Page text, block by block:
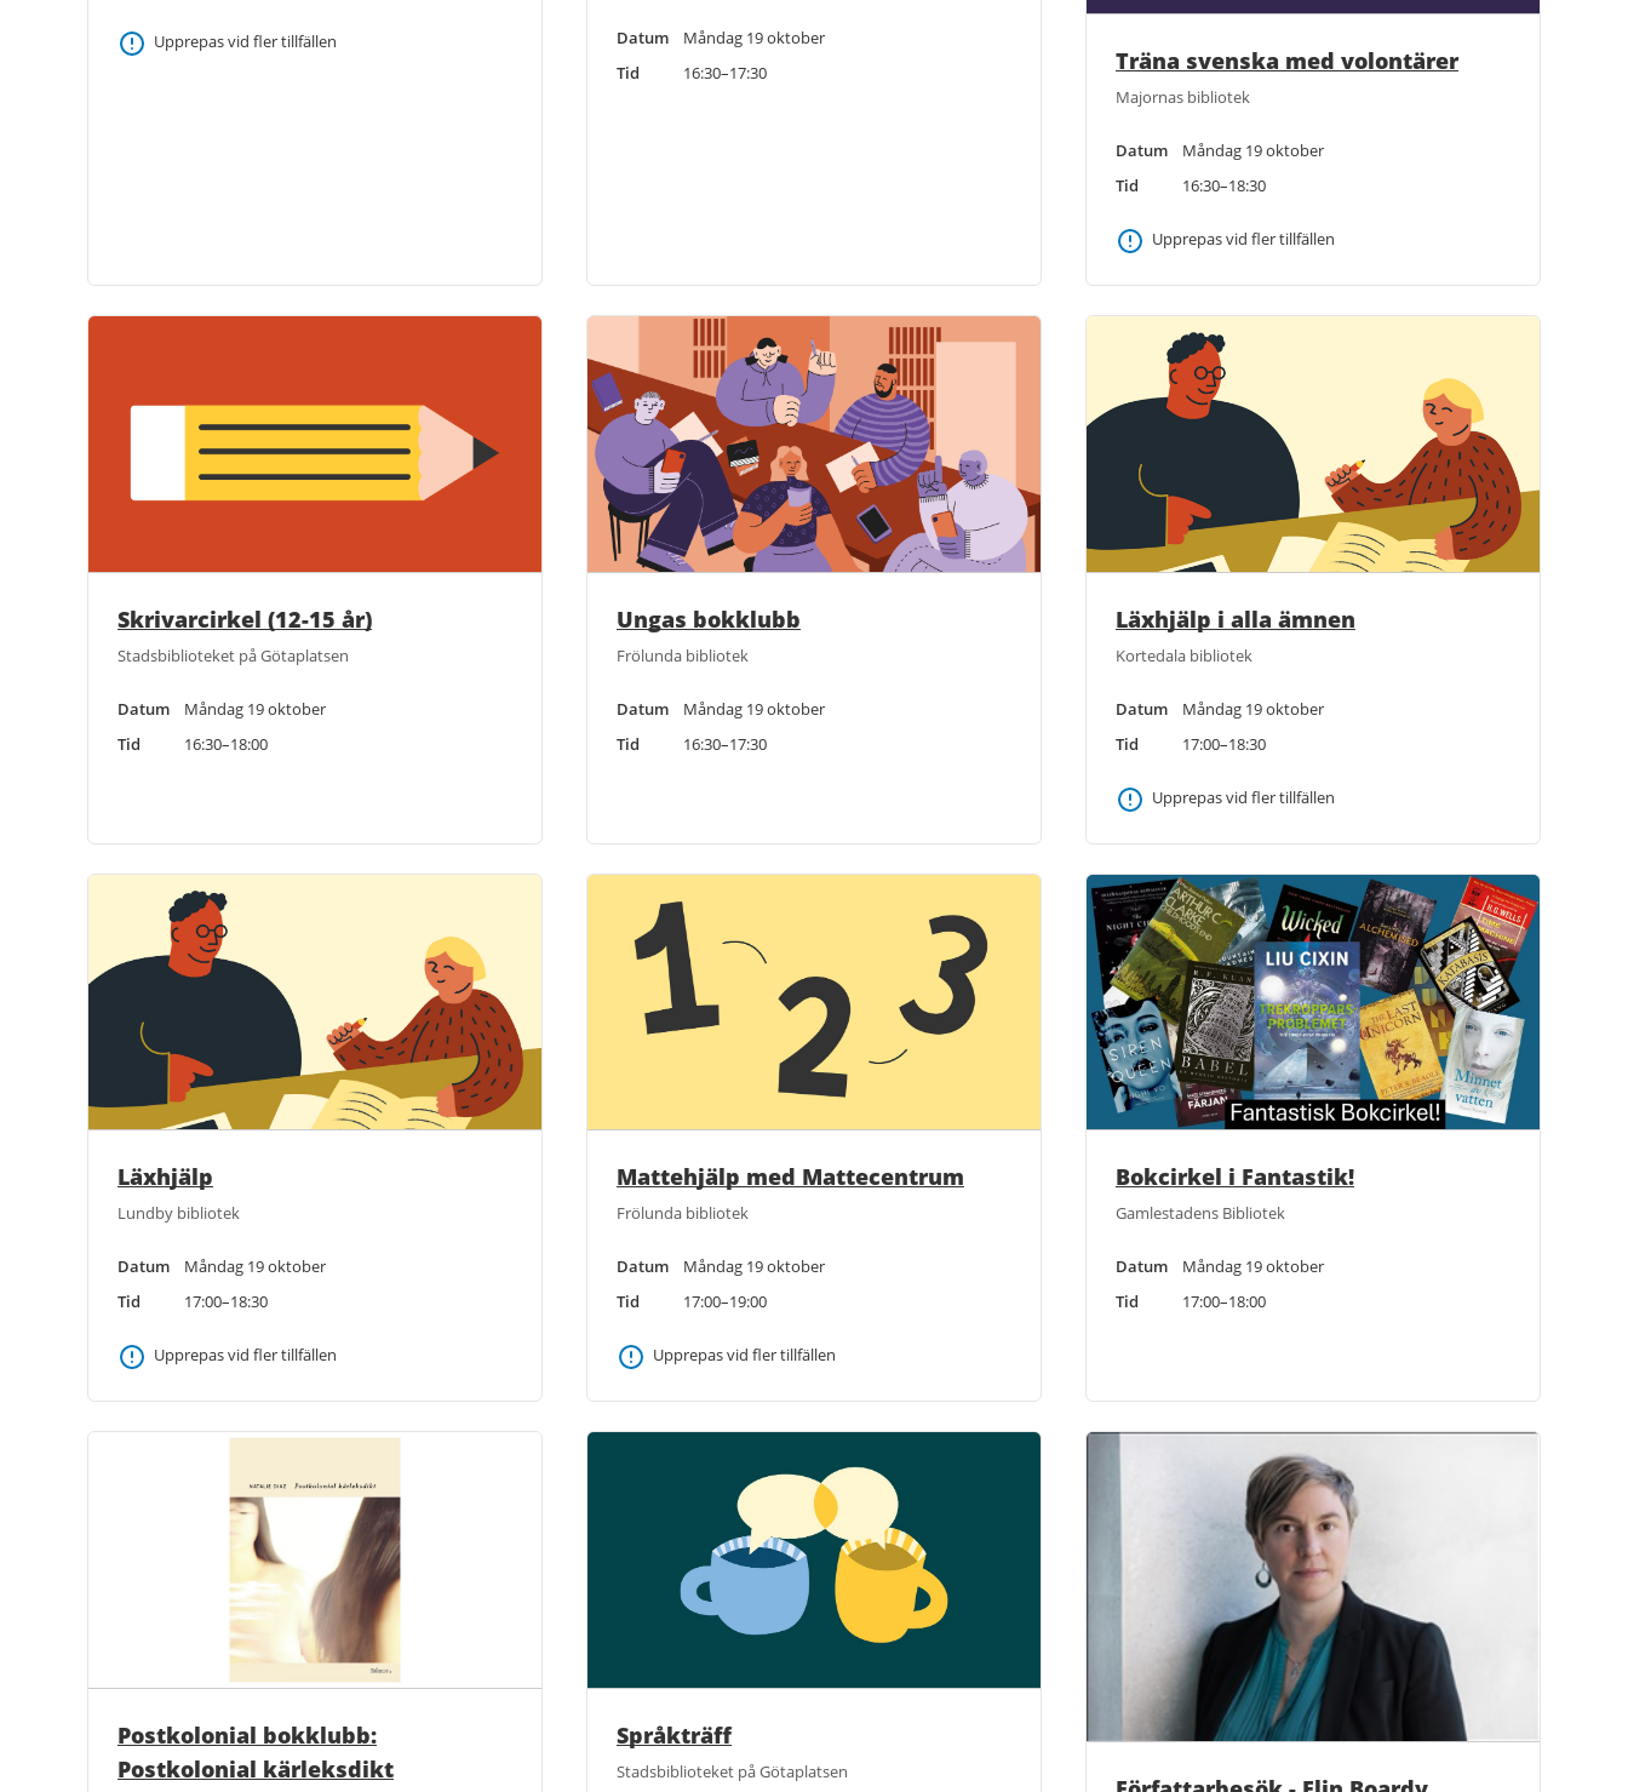
Upprepas vid fler tillfällen Datum
Måndag 19 oktober
Tid
16:30–17:30 Träna svenska med volontärer
Majornas bibliotek
Datum
Måndag 19 oktober
Tid
16:30–18:30
Upprepas vid fler tillfällen
Skrivarcirkel (12-15 år)
Stadsbiblioteket på Götaplatsen
Datum
Måndag 19 oktober
Tid
16:30–18:00
Ungas bokklubb
Frölunda bibliotek
Datum
Måndag 19 oktober
Tid
16:30–17:30
Läxhjälp i alla ämnen
Kortedala bibliotek
Datum
Måndag 19 oktober
Tid
17:00–18:30
Upprepas vid fler tillfällen
Läxhjälp
Lundby bibliotek
Datum
Måndag 19 oktober
Tid
17:00–18:30
Upprepas vid fler tillfällen
Mattehjälp med Mattecentrum
Frölunda bibliotek
Datum
Måndag 19 oktober
Tid
17:00–19:00
Upprepas vid fler tillfällen
Bokcirkel i Fantastik!
Gamlestadens Bibliotek
Datum
Måndag 19 oktober
Tid
17:00–18:00
Postkolonial bokklubb:
Postkolonial kärleksdikt
Språkträff
Stadsbiblioteket på Götaplatsen